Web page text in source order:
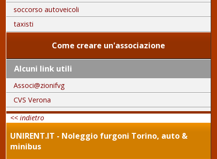
soccorso autoveicoli
taxisti
Come creare un'associazione
Alcuni link utili
Associ@zionifvg
CVS Verona
<< indietro
UNIRENT.IT - Noleggio furgoni Torino, auto &
minibus